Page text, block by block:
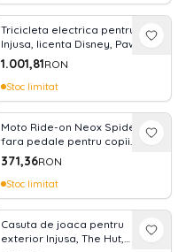
Tricicleta electrica pentru copii
Injusa, licenta Disney, Paw
Patrol, 6V, cu pedala de
acceleratie, lumini frontale, 1-3
ani, Rosu cu Albastru
1.001,81RON
Stoc limitat
Moto Ride-on Neox Spidey
fara pedale pentru copii
Injusa, licenta Marvel Studios,
Spiderman, 18 luni+, Rosu cu
Albastru
371,36RON
Stoc limitat
Casuta de joaca pentru
exterior Injusa, The Hut,